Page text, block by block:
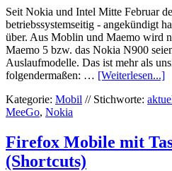
Seit Nokia und Intel Mitte Februar
betriebssystemseitig - angekündigt
über. Aus Moblin und Maemo wird
Maemo 5 bzw. das Nokia N900
Auslaufmodelle. Das ist mehr als
folgendermaßen: … [Weiterlesen...]
Kategorie: Mobil // Stichworte:
MeeGo, Nokia
Firefox Mobile mit
(Shortcuts)